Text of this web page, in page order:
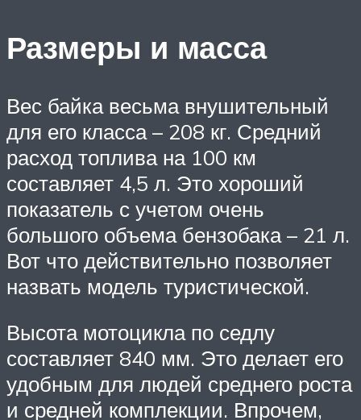
Размеры и масса
Вес байка весьма внушительный
для его класса – 208 кг. Средний
расход топлива на 100 км
составляет 4,5 л. Это хороший
показатель с учетом очень
большого объема бензобака – 21 л.
Вот что действительно позволяет
назвать модель туристической.
Высота мотоцикла по седлу
составляет 840 мм. Это делает его
удобным для людей среднего роста
и средней комплекции. Впрочем,